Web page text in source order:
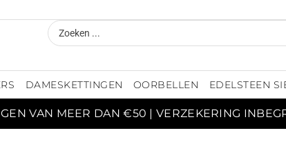
DAMESKETTINGEN OORBELLEN EDELSTEEN
VAN MEER DAN €50 | VERZEKERING